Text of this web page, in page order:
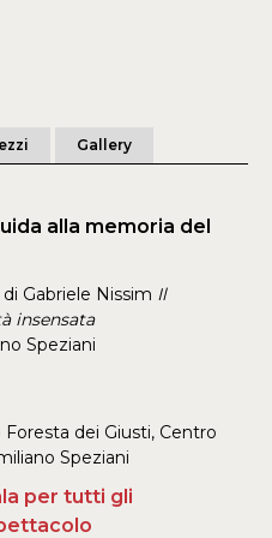
Gallery
alla memoria del
Gabriele Nissim Il
insensata
Speziani
dei Giusti, Centro
Speziani
per tutti gli